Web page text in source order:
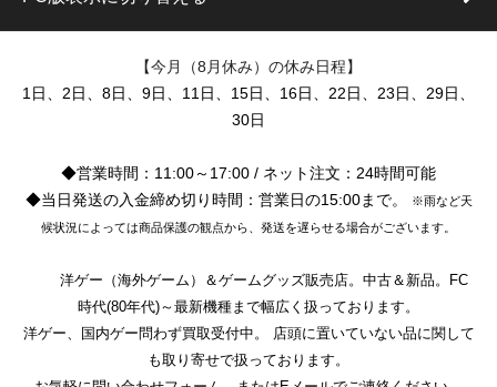
【今月（8月休み）の休み日程】
1日、2日、8日、9日、11日、15日、16日、22日、23日、29日、
30日
◆営業時間：11:00～17:00 / ネット注文：24時間可能
◆当日発送の入金締め切り時間：営業日の15:00まで。
※雨など天
候状況によっては商品保護の観点から、発送を遅らせる場合がございます。
洋ゲー（海外ゲーム）＆ゲームグッズ販売店。中古＆新品。FC
時代(80年代)～最新機種まで幅広く扱っております。
洋ゲー、国内ゲー問わず買取受付中。 店頭に置いていない品に関して
も取り寄せで扱っております。